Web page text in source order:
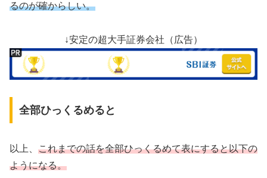
るのが確からしい。
↓安定の超大手証券会社（広告）
全部ひっくるめると
以上、 これまでの話を全部ひっくるめて表にすると以下の
ようになる。